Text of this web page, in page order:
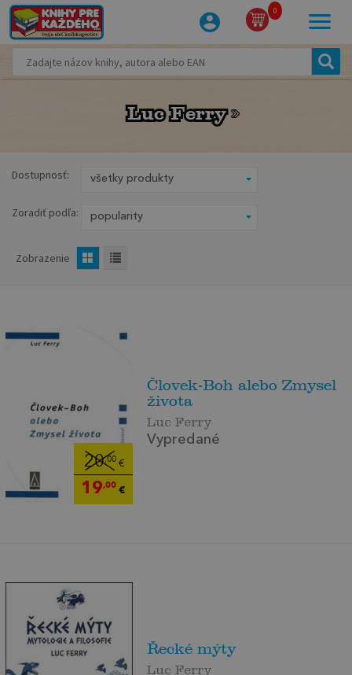
0
Luc Ferry
Luc Ferry
Dostupnosť:
Zoradiť podľa:
Zobrazenie
20,00€
19,00€
Človek-Boh alebo Zmysel
života
Luc Ferry
Vypredané
Řecké mýty
Luc Ferry